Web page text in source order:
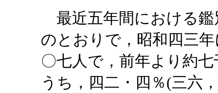
最近五年間における鑑
のとおりで，昭和四三
〇七人で，前年より約
うち，四二・四％(三六